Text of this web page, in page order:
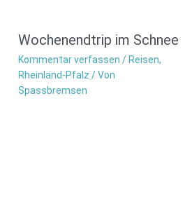
Wochenendtrip im Schnee
Kommentar verfassen / Reisen,
Rheinland-Pfalz / Von
Spassbremsen